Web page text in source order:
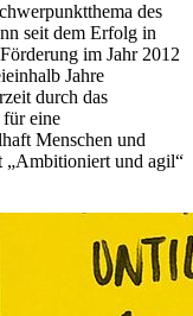
des
seit dem Erfolg in
im Jahr 2012
Jahre
durch das
für eine
Menschen und
„Ambitioniert und agil“